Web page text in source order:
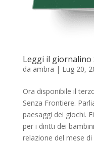
Leggi il giornalino
da ambra | Lug 20,
Ora disponibile il
Senza Frontiere.
paesaggi dei giochi.
per i diritti dei
relazione del mese di